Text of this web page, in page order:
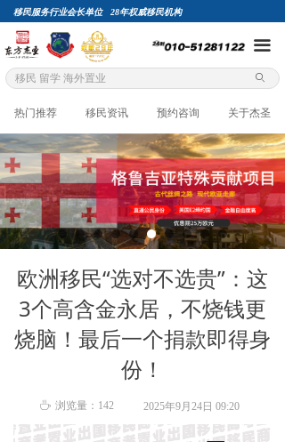
移民服务行业会长单位 28年权威移民机构
끀
ꄙ
热门推荐 移民资讯 预约咨询 关于杰圣
欧洲移民“选对不选贵”：这
3个高含金永居，不烧钱更
烧脑！最后一个捐款即得身
份！
2025年9月24日 09:20
ꄘ 浏览量： 142